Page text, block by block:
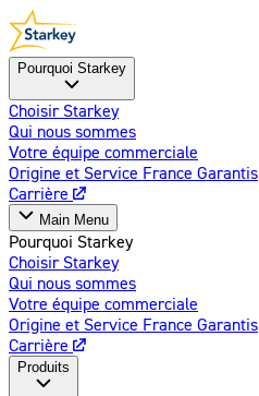
Pourquoi Starkey
Choisir Starkey
Qui nous sommes
Votre équipe commerciale
Origine et Service France Garantis
Carrière
Main Menu
Pourquoi Starkey
Choisir Starkey
Qui nous sommes
Votre équipe commerciale
Origine et Service France Garantis
Carrière
Produits